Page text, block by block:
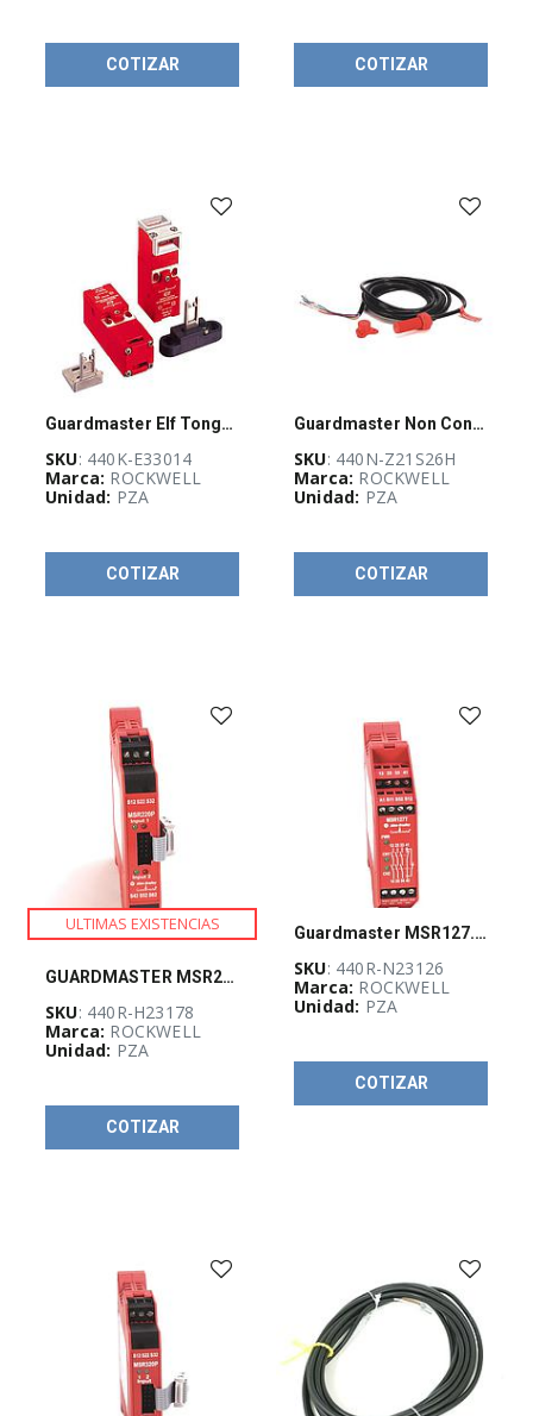
COTIZAR COTIZAR
Guardmaster Elf Tongue Interlock
SKU: 440K-E33014
Marca: ROCKWELL
Unidad: PZA
COTIZAR
Guardmaster Non Contact Switch
SKU: 440N-Z21S26H
Marca: ROCKWELL
Unidad: PZA
COTIZAR
ULTIMAS EXISTENCIAS
GUARDMASTER MSR220P SAFETY RELAY
SKU: 440R-H23178
Marca: ROCKWELL
Unidad: PZA
COTIZAR
Guardmaster MSR127.1T Safety Relay
SKU: 440R-N23126
Marca: ROCKWELL
Unidad: PZA
COTIZAR